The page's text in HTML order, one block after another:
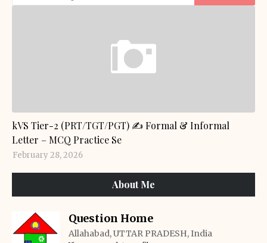
kVS Tier-2 (PRT/TGT/PGT) ✍️ Formal & Informal
Letter – MCQ Practice Se
February 28, 2026
About Me
Question Home
Allahabad, UTTAR PRADESH, India